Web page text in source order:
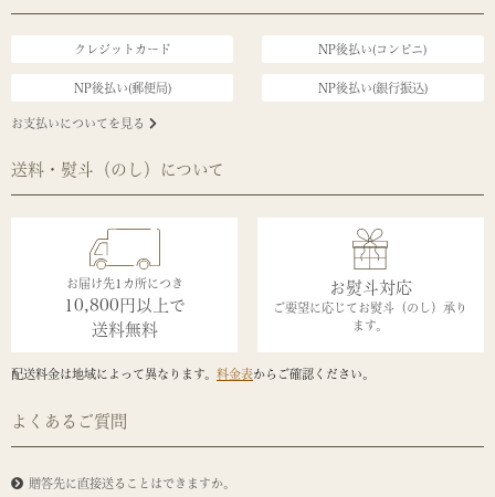
クレジットカード NP後払い(コンビニ)
NP後払い(郵便局) NP後払い(銀行振込)
お支払いについてを見る
送料・熨斗（のし）について
お届け先1カ所につき
10,800円以上で
送料無料
お熨斗対応
ご要望に応じてお熨斗（のし）承り
ます。
配送料金は地域によって異なります。 料金表からご確認ください。
よくあるご質問
贈答先に直接送ることはできますか。